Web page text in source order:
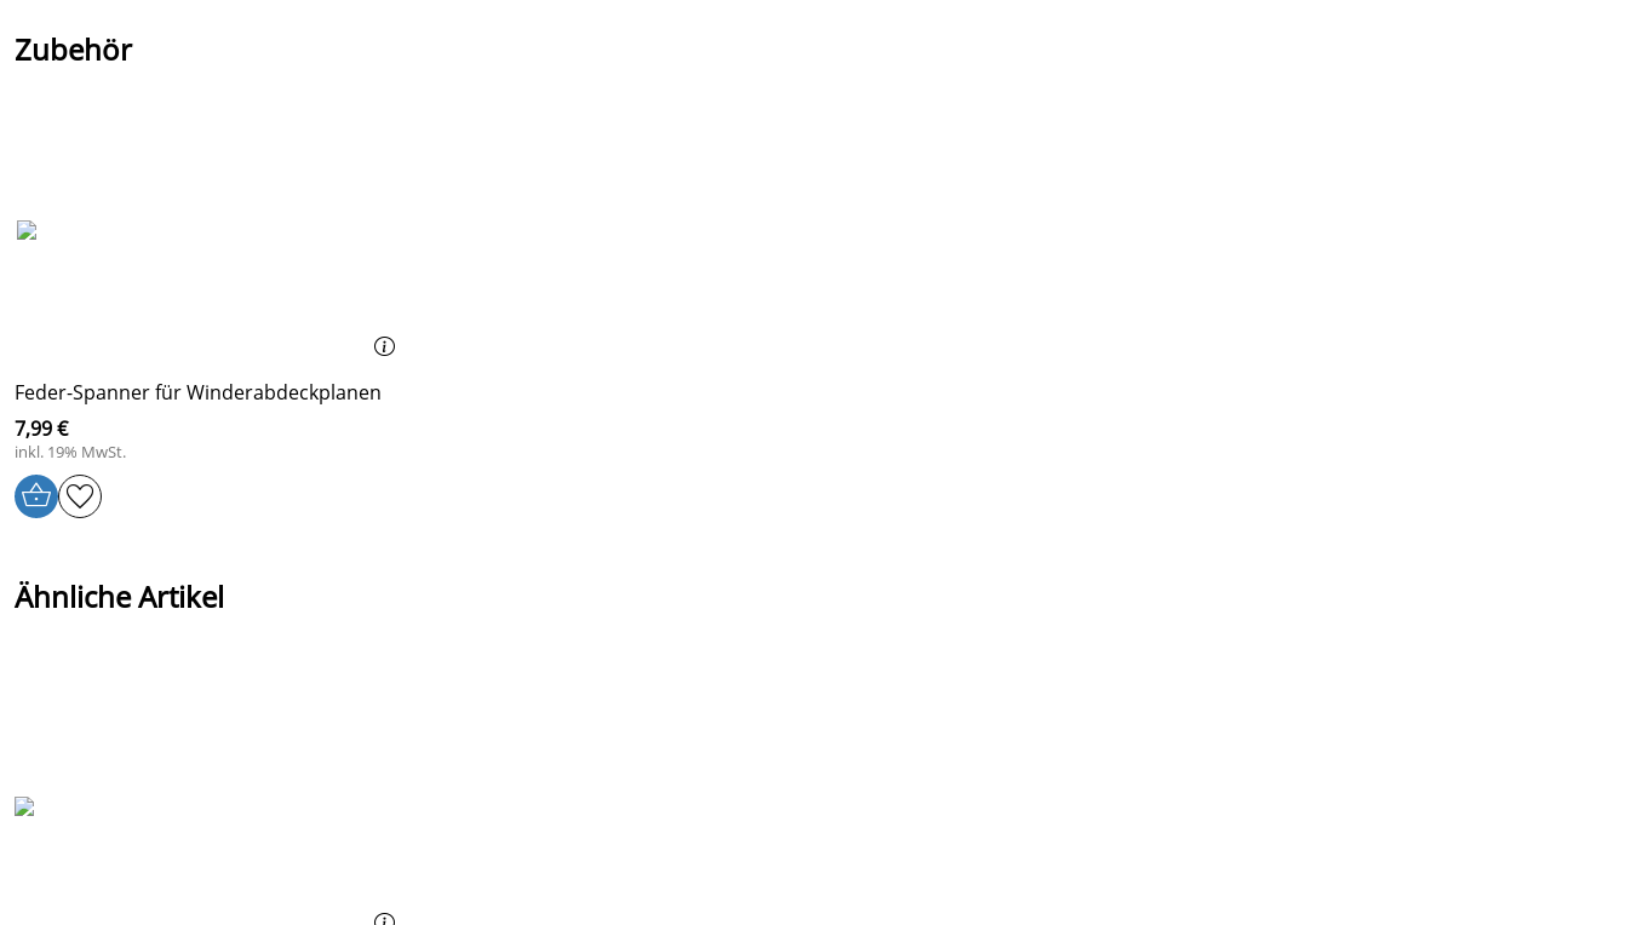
Zubehör
Feder-Spanner für Winderabdeckplanen
7,99 €
inkl. 19% MwSt.
Ähnliche Artikel